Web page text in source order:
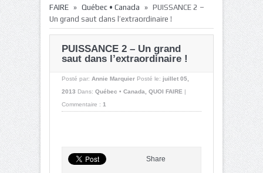
FAIRE » Québec • Canada » PUISSANCE 2 –
Un grand saut dans l’extraordinaire !
PUISSANCE 2 – Un grand
saut dans l’extraordinaire !
Posté par: Annie Marquier Posté le: juillet 05,
2013 Dans: Québec • Canada QUOI FAIRE |
Commentaire : 1
Share